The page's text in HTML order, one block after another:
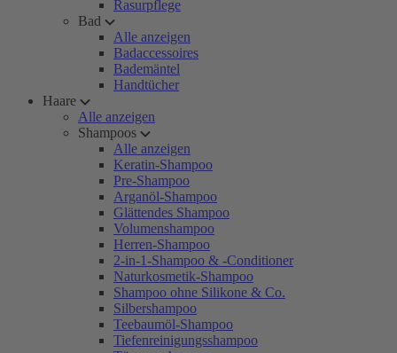
Rasurpflege
Bad
Alle anzeigen
Badaccessoires
Bademäntel
Handtücher
Haare
Alle anzeigen
Shampoos
Alle anzeigen
Keratin-Shampoo
Pre-Shampoo
Arganöl-Shampoo
Glättendes Shampoo
Volumenshampoo
Herren-Shampoo
2-in-1-Shampoo & -Conditioner
Naturkosmetik-Shampoo
Shampoo ohne Silikone & Co.
Silbershampoo
Teebaumöl-Shampoo
Tiefenreinigungsshampoo